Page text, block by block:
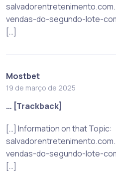
vendas-do-segundo-lote-
[…]
Mostbet
19 de março de 2025
… [Trackback]
[…] Information on that Topic:
vendas-do-segundo-lote-
[…]